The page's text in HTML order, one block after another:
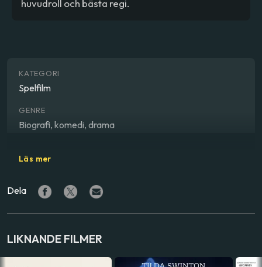
huvudroll och bästa regi.
KATEGORI
Spelfilm
GENRE
Biografi, komedi, drama
Michael Radford
SKÅDESPELARE
Rigollo,Anna Bonaiuto
LAND
Läs mer
Dela
LIKNANDE FILMER